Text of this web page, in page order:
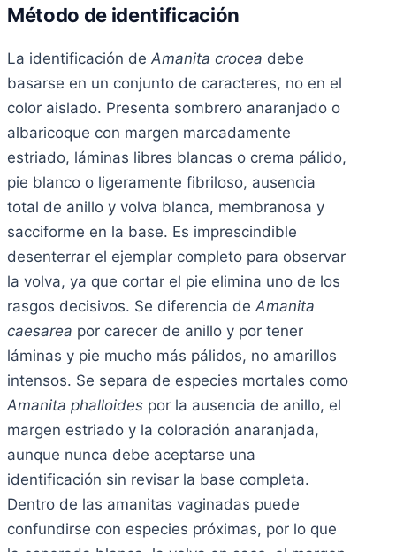
Método de identificación
La identificación de Amanita crocea debe
basarse en un conjunto de caracteres, no en el
color aislado. Presenta sombrero anaranjado o
albaricoque con margen marcadamente
estriado, láminas libres blancas o crema pálido,
pie blanco o ligeramente fibriloso, ausencia
total de anillo y volva blanca, membranosa y
sacciforme en la base. Es imprescindible
desenterrar el ejemplar completo para observar
la volva, ya que cortar el pie elimina uno de los
rasgos decisivos. Se diferencia de Amanita
caesarea por carecer de anillo y por tener
láminas y pie mucho más pálidos, no amarillos
intensos. Se separa de especies mortales como
Amanita phalloides por la ausencia de anillo, el
margen estriado y la coloración anaranjada,
aunque nunca debe aceptarse una
identificación sin revisar la base completa.
Dentro de las amanitas vaginadas puede
confundirse con especies próximas, por lo que